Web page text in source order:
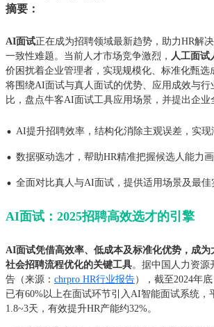
摘要：
AI面试正在成为招聘领域最新趋势，助力HR解
一致性难题。当前人才市场竞争激烈， 人工面试
价困扰着企业管理者，实现规模化、标准化甄选
将围绕AI面试与真人面试的优势、应用成效与行
比，盘点牛客AI面试工具应用场景，并提出企业
· AI提升招聘效率，结构化消除主观误差，实现
· 数据驱动选才，帮助HR精准把握候选人能力
· 全面对比真人与AI面试，提供适用场景及最佳
AI面试：2025招聘高效选才的引擎
AI面试凭借高效率、低成本及标准化优势，成为
社会招聘流程优化的关键工具。据中国人力资源
告（来源： chrpro HR行业报告），截至2024年
已有60%以上在面试环节引入AI智能面试系统，
1.8~3天，有效提升HR产能约32%。